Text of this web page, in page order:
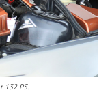
132 PS.